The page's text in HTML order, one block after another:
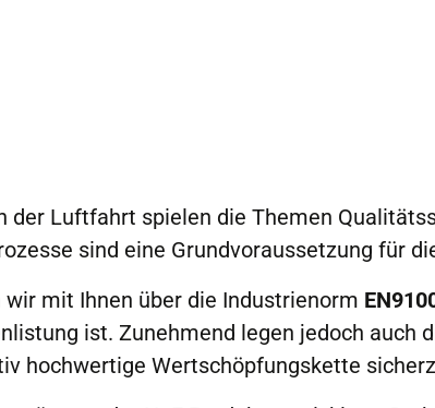
der Luftfahrt spielen die Themen
sind eine Grundvoraussetzung für
mit Ihnen über die Industrienorm
ist. Zunehmend legen jedoch auch
hochwertige Wertschöpfungskette